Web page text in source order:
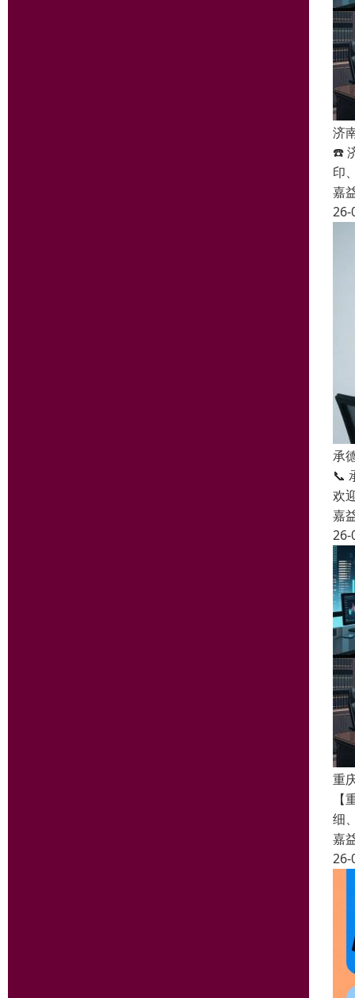
济
☎️
印
嘉
26-
承
📞
欢
嘉
26-
重
细
嘉
26-